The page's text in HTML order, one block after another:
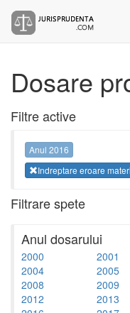
Dosare
Filtre active
Anul 2016
Indreptare eroare
Filtrare spete
Anul dosarului
2000 2001
2004
2005
2008
2009
2012
2013